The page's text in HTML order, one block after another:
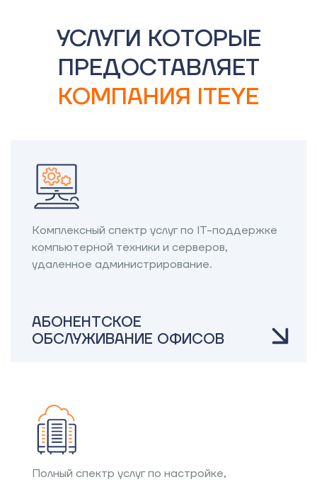
УСЛУГИ КОТОРЫЕ
ПРЕДОСТАВЛЯЕТ
КОМПАНИЯ ITEYE
Комплексный спектр услуг по IT-поддержке
компьютерной техники и серверов,
удаленное администрирование.
АБОНЕНТСКОЕ
ОБСЛУЖИВАНИЕ ОФИСОВ
Полный спектр услуг по настройке,